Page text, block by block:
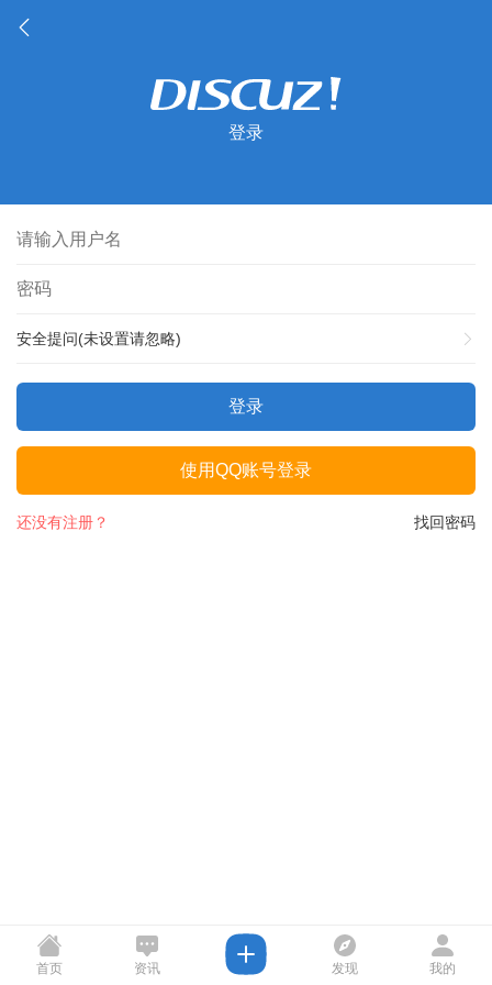
登录
安全提问(未设置请忽略)
登录
使用QQ账号登录
找回密码
还没有注册？
首页 资讯 发现 我的